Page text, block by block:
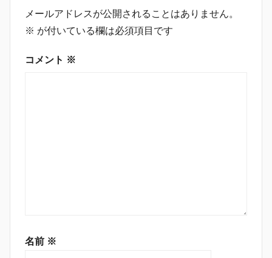
メールアドレスが公開されることはありません。
※ が付いている欄は必須項目です
コメント ※
名前 ※